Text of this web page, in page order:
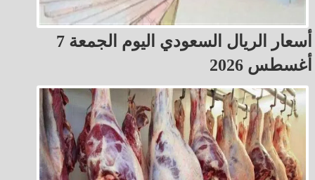
أسعار الريال السعودي اليوم الجمعة 7
أغسطس 2026